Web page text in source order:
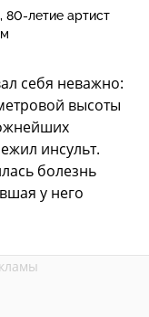
80-летие артист
себя неважно:
высоты
инсульт.
болезнь
у него